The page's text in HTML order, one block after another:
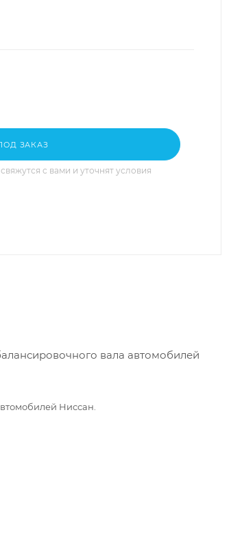
ЗАКАЗ
с вами и уточнят условия
вала автомобилей
Ниссан.